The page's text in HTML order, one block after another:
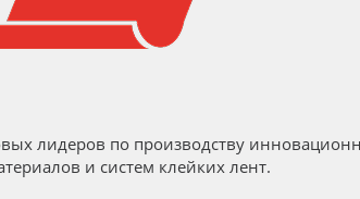
лидеров по производству
и систем клейких лент.